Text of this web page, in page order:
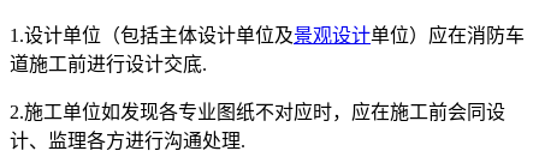
1.设计单位（包括主体设计单位及景观设计单位）应在消防车
道施工前进行设计交底.
2.施工单位如发现各专业图纸不对应时，应在施工前会同设
计、监理各方进行沟通处理.